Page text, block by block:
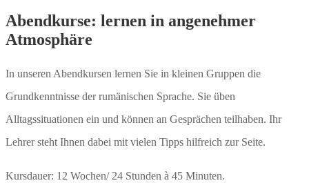
Abendkurse: lernen in angenehmer
Atmosphäre
In unseren Abendkursen lernen Sie in kleinen Gruppen die
Grundkenntnisse der rumänischen Sprache. Sie üben
Alltagssituationen ein und können an Gesprächen teilhaben. Ihr
Lehrer steht Ihnen dabei mit vielen Tipps hilfreich zur Seite.
Kursdauer: 12 Wochen/ 24 Stunden à 45 Minuten.